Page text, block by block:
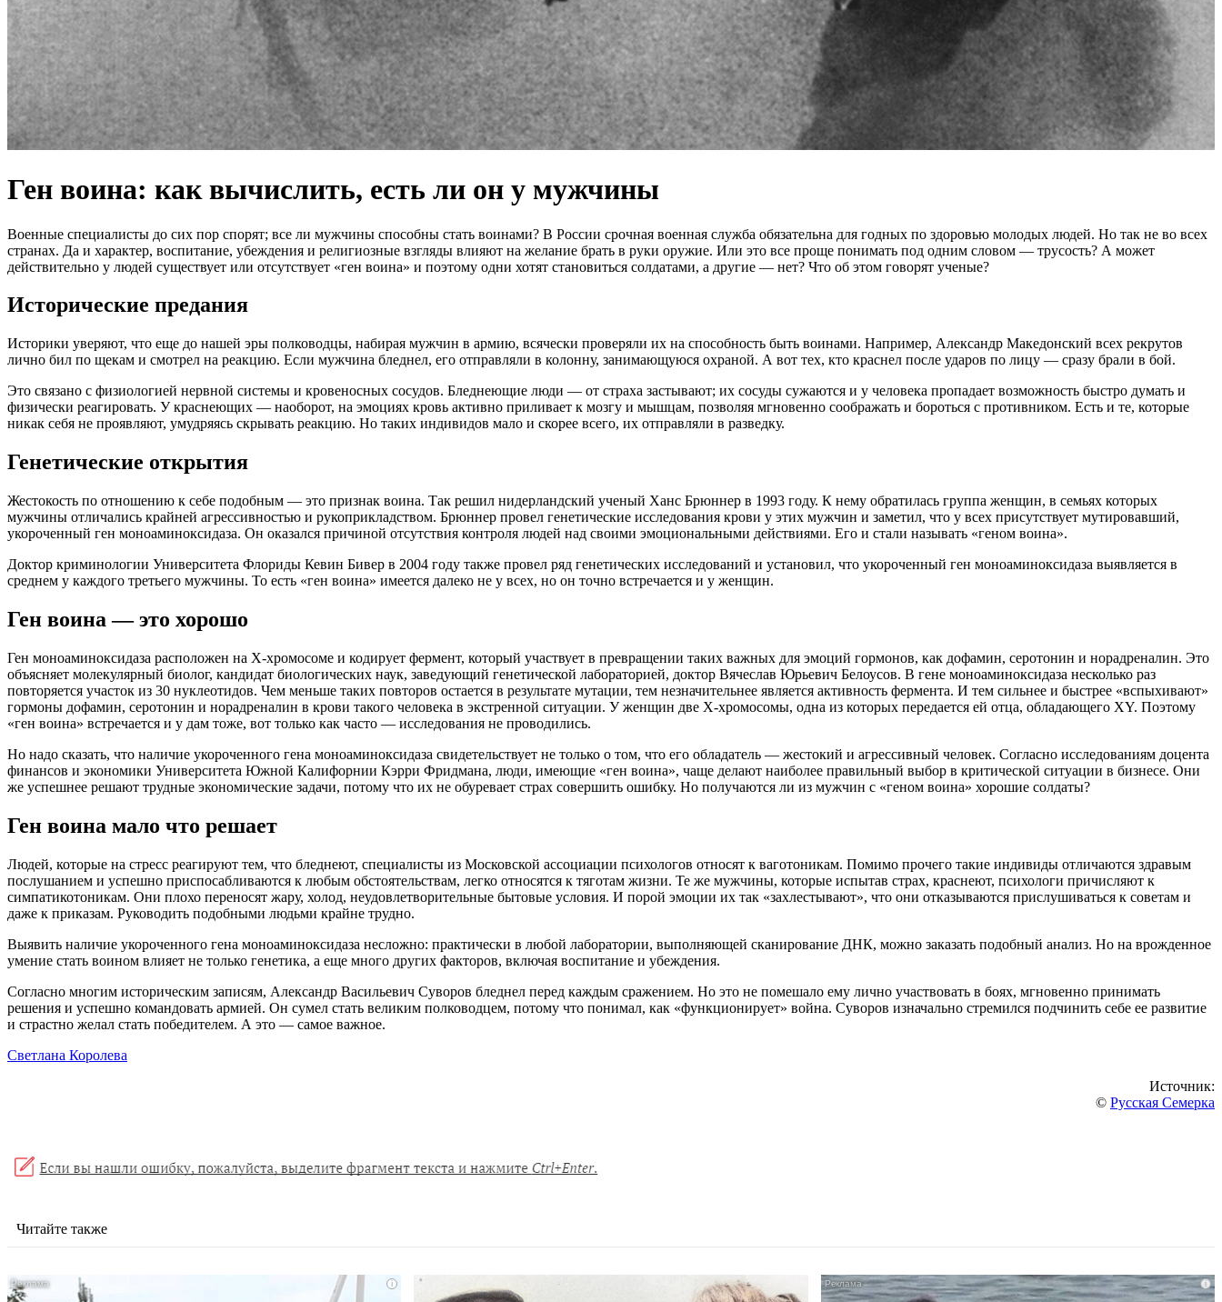
Ген воина: как вычислить, есть ли он у мужчины
Военные специалисты до сих пор спорят; все ли мужчины способны стать воинами? В России срочная военная служба обязательна для годных по здоровью молодых людей. Но так не во всех
странах. Да и характер, воспитание, убеждения и религиозные взгляды влияют на желание брать в руки оружие. Или это все проще понимать под одним словом — трусость? А может
действительно у людей существует или отсутствует «ген воина» и поэтому одни хотят становиться солдатами, а другие — нет? Что об этом говорят ученые?
Исторические предания
Историки уверяют, что еще до нашей эры полководцы, набирая мужчин в армию, всячески проверяли их на способность быть воинами. Например, Александр Македонский всех рекрутов
лично бил по щекам и смотрел на реакцию. Если мужчина бледнел, его отправляли в колонну, занимающуюся охраной. А вот тех, кто краснел после ударов по лицу — сразу брали в бой.
Это связано с физиологией нервной системы и кровеносных сосудов. Бледнеющие люди — от страха застывают; их сосуды сужаются и у человека пропадает возможность быстро думать и
физически реагировать. У краснеющих — наоборот, на эмоциях кровь активно приливает к мозгу и мышцам, позволяя мгновенно соображать и бороться с противником. Есть и те, которые
никак себя не проявляют, умудряясь скрывать реакцию. Но таких индивидов мало и скорее всего, их отправляли в разведку.
Генетические открытия
Жестокость по отношению к себе подобным — это признак воина. Так решил нидерландский ученый Ханс Брюннер в 1993 году. К нему обратилась группа женщин, в семьях которых
мужчины отличались крайней агрессивностью и рукоприкладством. Брюннер провел генетические исследования крови у этих мужчин и заметил, что у всех присутствует мутировавший,
укороченный ген моноаминоксидаза. Он оказался причиной отсутствия контроля людей над своими эмоциональными действиями. Его и стали называть «геном воина».
Доктор криминологии Университета Флориды Кевин Бивер в 2004 году также провел ряд генетических исследований и установил, что укороченный ген моноаминоксидаза выявляется в
среднем у каждого третьего мужчины. То есть «ген воина» имеется далеко не у всех, но он точно встречается и у женщин.
Ген воина — это хорошо
Ген моноаминоксидаза расположен на Х-хромосоме и кодирует фермент, который участвует в превращении таких важных для эмоций гормонов, как дофамин, серотонин и норадреналин. Это
объясняет молекулярный биолог, кандидат биологических наук, заведующий генетической лабораторией, доктор Вячеслав Юрьевич Белоусов. В гене моноаминоксидаза несколько раз
повторяется участок из 30 нуклеотидов. Чем меньше таких повторов остается в результате мутации, тем незначительнее является активность фермента. И тем сильнее и быстрее «вспыхивают»
гормоны дофамин, серотонин и норадреналин в крови такого человека в экстренной ситуации. У женщин две Х-хромосомы, одна из которых передается ей отца, обладающего XY. Поэтому
«ген воина» встречается и у дам тоже, вот только как часто — исследования не проводились.
Но надо сказать, что наличие укороченного гена моноаминоксидаза свидетельствует не только о том, что его обладатель — жестокий и агрессивный человек. Согласно исследованиям доцента
финансов и экономики Университета Южной Калифорнии Кэрри Фридмана, люди, имеющие «ген воина», чаще делают наиболее правильный выбор в критической ситуации в бизнесе. Они
же успешнее решают трудные экономические задачи, потому что их не обуревает страх совершить ошибку. Но получаются ли из мужчин с «геном воина» хорошие солдаты?
Ген воина мало что решает
Людей, которые на стресс реагируют тем, что бледнеют, специалисты из Московской ассоциации психологов относят к ваготоникам. Помимо прочего такие индивиды отличаются здравым
послушанием и успешно приспосабливаются к любым обстоятельствам, легко относятся к тяготам жизни. Те же мужчины, которые испытав страх, краснеют, психологи причисляют к
симпатикотоникам. Они плохо переносят жару, холод, неудовлетворительные бытовые условия. И порой эмоции их так «захлестывают», что они отказываются прислушиваться к советам и
даже к приказам. Руководить подобными людьми крайне трудно.
Выявить наличие укороченного гена моноаминоксидаза несложно: практически в любой лаборатории, выполняющей сканирование ДНК, можно заказать подобный анализ. Но на врожденное
умение стать воином влияет не только генетика, а еще много других факторов, включая воспитание и убеждения.
Согласно многим историческим записям, Александр Васильевич Суворов бледнел перед каждым сражением. Но это не помешало ему лично участвовать в боях, мгновенно принимать
решения и успешно командовать армией. Он сумел стать великим полководцем, потому что понимал, как «функционирует» война. Суворов изначально стремился подчинить себе ее развитие
и страстно желал стать победителем. А это — самое важное.
Светлана Королева
Источник:
© Русская Семерка
Читайте также
i i